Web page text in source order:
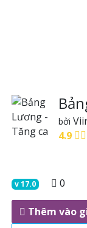
bởi
4.9
v17.0 0
Thêm vào